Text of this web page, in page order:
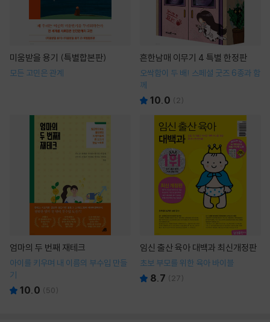
미움받을 용기 (특별합본판)
모든 고민은 관계
흔한남매 이무기 4 특별 한정판
오싹함이 두 배! 스페셜 굿즈 6종과 함
께
10.0 ( 2)
엄마의 두 번째 재테크
아이를 키우며 내 이름의 부수입 만들
기
10.0 (50)
임신 출산 육아 대백과 최신개정판
초보 부모를 위한 육아 바이블
8.7 ( 27)